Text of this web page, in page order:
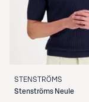
STENSTRÖMS
Stenströms Neule